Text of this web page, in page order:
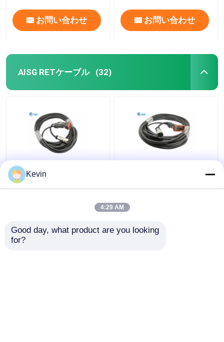
お問い合わせ お問い合わせ
AISG RETケーブル (32)
防水 HUAWEI AISG ケー
ブル DB9 - M16 8 ピン
AISGケーブル RET制御
10メートル
Kevin
4:29 AM
Good day, what product are you looking
for?